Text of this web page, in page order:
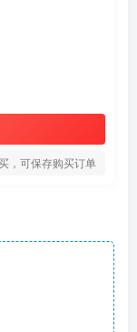
，可保存购买订单